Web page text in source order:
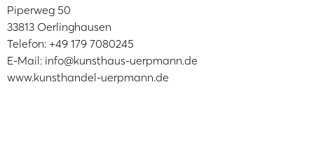
Piperweg 50
33813 Oerlinghausen
Telefon: +49 179 7080245
E-Mail: info@kunsthaus-uerpmann.de
www.kunsthandel-uerpmann.de